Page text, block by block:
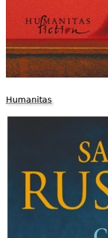
Humanitas